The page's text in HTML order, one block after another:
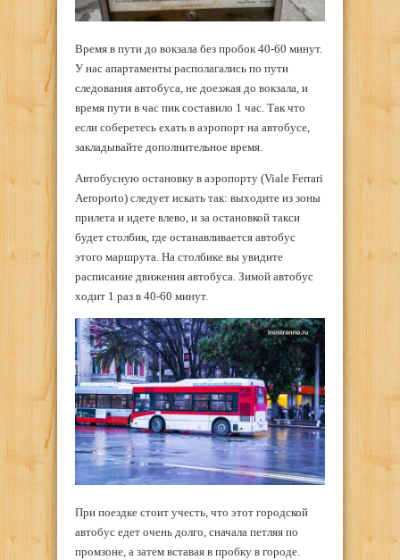
Время в пути до вокзала без пробок 40-60 минут.
У нас апартаменты располагались по пути
следования автобуса, не доезжая до вокзала, и
время пути в час пик составило 1 час. Так что
если соберетесь ехать в аэропорт на автобусе,
закладывайте дополнительное время.
Автобусную остановку в аэропорту (Viale Ferrari
Aeroporto) следует искать так: выходите из зоны
прилета и идете влево, и за остановкой такси
будет столбик, где останавливается автобус
этого маршрута. На столбике вы увидите
расписание движения автобуса. Зимой автобус
ходит 1 раз в 40-60 минут.
При поездке стоит учесть, что этот городской
автобус едет очень долго, сначала петляя по
промзоне, а затем вставая в пробку в городе.